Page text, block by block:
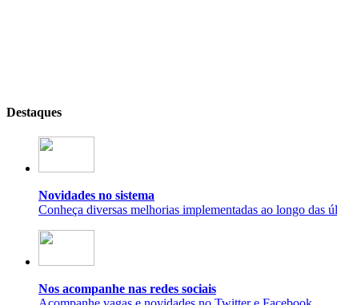
Destaques
Novidades no sistema
Conheça diversas melhorias implementadas ao longo das
Nos acompanhe nas redes sociais